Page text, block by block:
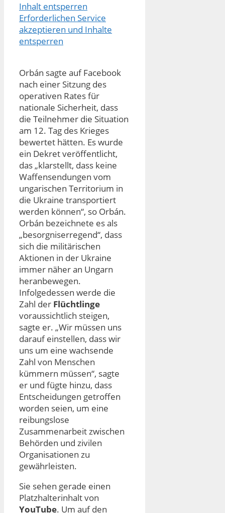
Inhalt entsperren
Erforderlichen Service
akzeptieren und Inhalte
entsperren
Orbán sagte auf Facebook
nach einer Sitzung des
operativen Rates für
nationale Sicherheit, dass
die Teilnehmer die Situation
am 12. Tag des Krieges
bewertet hätten. Es wurde
ein Dekret veröffentlicht,
das „klarstellt, dass keine
Waffensendungen vom
ungarischen Territorium in
die Ukraine transportiert
werden können“, so Orbán.
Orbán bezeichnete es als
„besorgniserregend“, dass
sich die militärischen
Aktionen in der Ukraine
immer näher an Ungarn
heranbewegen.
Infolgedessen werde die
Zahl der Flüchtlinge
voraussichtlich steigen,
sagte er. „Wir müssen uns
darauf einstellen, dass wir
uns um eine wachsende
Zahl von Menschen
kümmern müssen“, sagte
er und fügte hinzu, dass
Entscheidungen getroffen
worden seien, um eine
reibungslose
Zusammenarbeit zwischen
Behörden und zivilen
Organisationen zu
gewährleisten.
Sie sehen gerade einen
Platzhalterinhalt von
YouTube. Um auf den